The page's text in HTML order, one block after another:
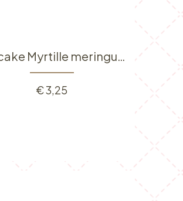
Cupcake Myrtille meringuée
€3,25